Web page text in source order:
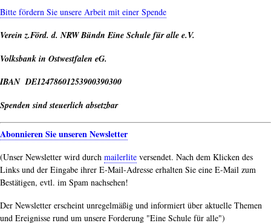
Bitte fördern Sie unsere Arbeit mit einer Spende
Verein z.Förd. d. NRW Bündn Eine Schule für alle e.V.
Volksbank in Ostwestfalen eG.
IBAN DE12478601253900390300
Spenden sind steuerlich absetzbar
Abonnieren Sie unseren Newsletter
(Unser Newsletter wird durch mailerlite versendet. Nach dem Klicken des
Links und der Eingabe ihrer E-Mail-Adresse erhalten Sie eine E-Mail zum
Bestätigen, evtl. im Spam nachsehen!
Der Newsletter erscheint unregelmäßig und informiert über aktuelle Themen
und Ereignisse rund um unsere Forderung "Eine Schule für alle")